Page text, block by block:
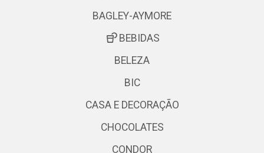
BAGLEY-AYMORE
BEBIDAS
BELEZA
BIC
CASA E DECORAÇÃO
CHOCOLATES
CONDOR